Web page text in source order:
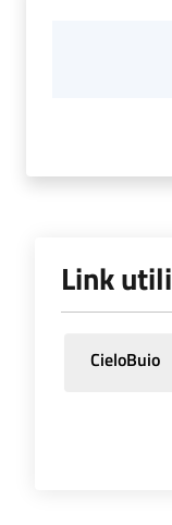
Link utili
CieloBuio